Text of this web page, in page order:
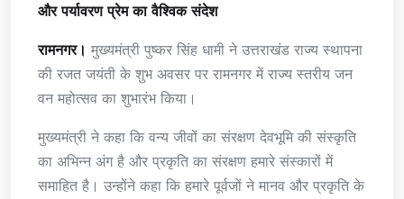
और पर्यावरण प्रेम का वैश्विक संदेश
रामनगर। मुख्यमंत्री पुष्कर सिंह धामी ने उत्तराखंड राज्य स्थापना
की रजत जयंती के शुभ अवसर पर रामनगर में राज्य स्तरीय जन
वन महोत्सव का शुभारंभ किया।
मुख्यमंत्री ने कहा कि वन्य जीवों का संरक्षण देवभूमि की संस्कृति
का अभिन्न अंग है और प्रकृति का संरक्षण हमारे संस्कारों में
समाहित है। उन्होंने कहा कि हमारे पूर्वजों ने मानव और प्रकृति के